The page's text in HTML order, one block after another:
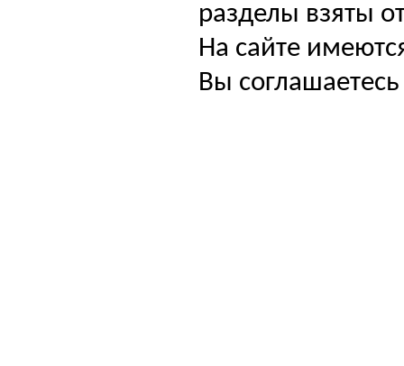
разделы взяты
На сайте
Вы